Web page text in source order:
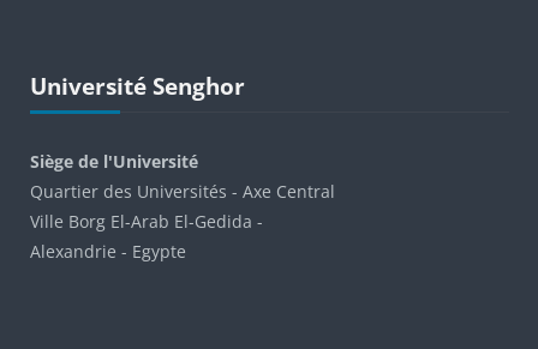
Université Senghor
Siège de l'Université
Quartier des Universités - Axe Central
Ville Borg El-Arab El-Gedida -
Alexandrie - Egypte